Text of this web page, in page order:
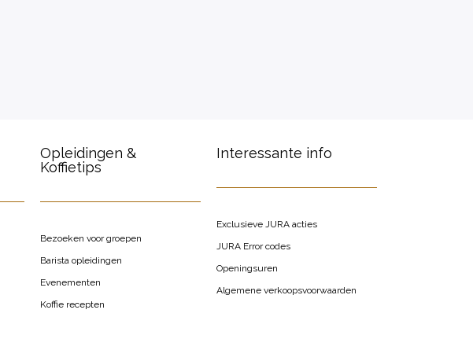
Opleidingen &
Koffietips
Bezoeken voor groepen
Barista opleidingen
Evenementen
Koffie recepten
Interessante info
Exclusieve JURA acties
JURA Error codes
Openingsuren
Algemene verkoopsvoorwaarden